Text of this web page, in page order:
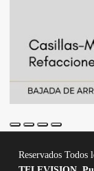
Reservados Todos